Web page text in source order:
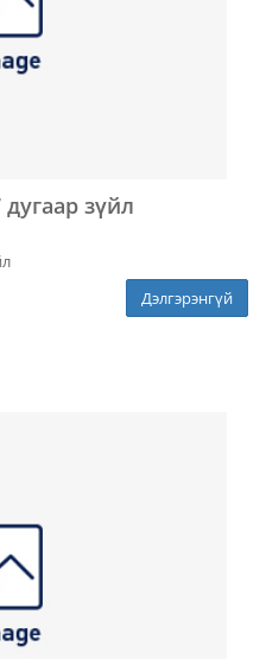
зүйл
Дэлгэрэнгүй